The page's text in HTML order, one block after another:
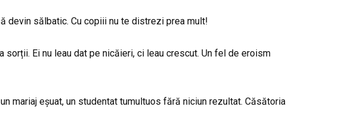
devin sălbatic. Cu copiii nu te distrezi prea mult!
Ei nu leau dat pe nicăieri, ci leau crescut. Un fel de eroism
mariaj eșuat, un studentat tumultuos fără niciun rezultat. Căsătoria